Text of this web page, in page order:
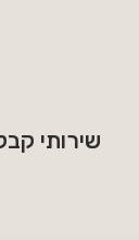
שירותי